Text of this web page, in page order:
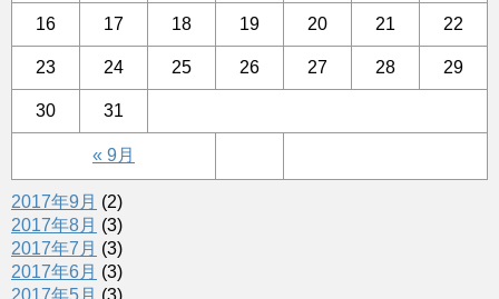
« 9月
16 17 18 19 20 21 22
23 24 25 26 27 28 29
30 31
2017年9月 (2)
2017年8月 (3)
2017年7月 (3)
2017年6月 (3)
2017年5月 (3)